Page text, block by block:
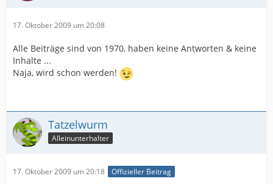
17. Oktober 2009 um 20:08
Alle Beiträge sind von 1970, haben keine Antworten & keine
Inhalte ...
Naja, wird schon werden!
Tatzelwurm
Alleinunterhalter
17. Oktober 2009 um 20:18 Offizieller Beitrag